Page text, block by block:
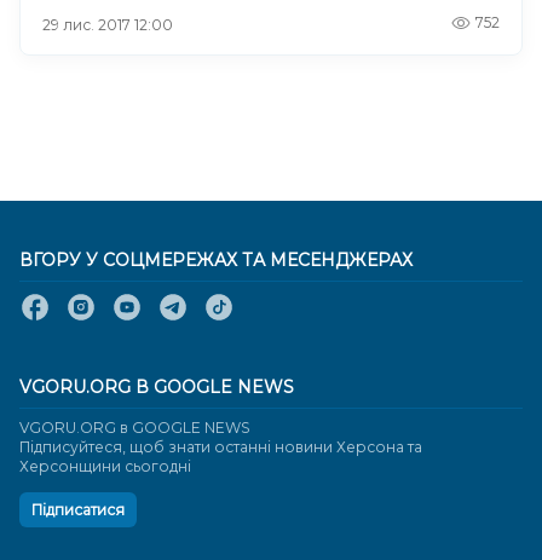
29 лис. 2017 12:00 752
ВГОРУ У СОЦМЕРЕЖАХ ТА МЕСЕНДЖЕРАХ
VGORU.ORG В GOOGLE NEWS
VGORU.ORG в GOOGLE NEWS
Підписуйтеся, щоб знати останні новини Херсона та
Херсонщини сьогодні
Підписатися